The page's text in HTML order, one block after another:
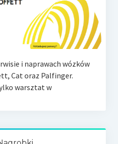
i naprawach wózków
Cat oraz Palfinger.
warsztat w